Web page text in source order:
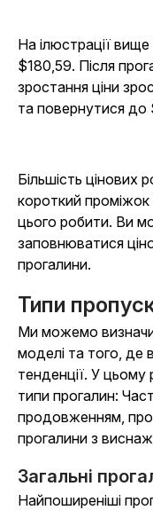
На ілюстрації
$180,59. Після
зростання ціни
та повернутися до
Більшість цінових
короткий проміжок
цього робити. Ви
заповнюватися
прогалини.
Типи
Ми можемо
моделі та того, де
тенденції. У цьому
типи прогалин:
продовженням,
прогалини з
Загальні
Найпоширеніші